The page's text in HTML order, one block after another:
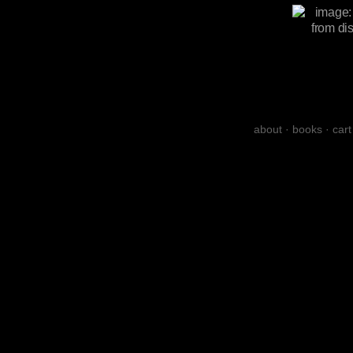
about · books · cart